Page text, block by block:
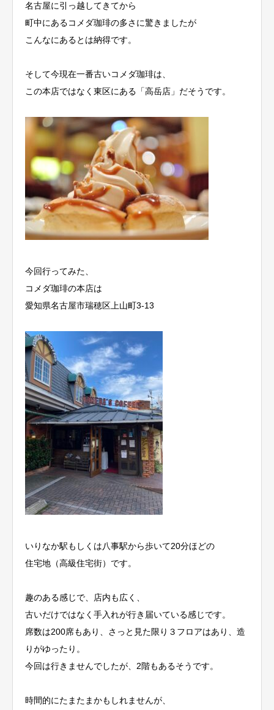
名古屋に引っ越してきてから
町中にあるコメダ珈琲の多さに驚きましたが
こんなにあるとは納得です。
そして今現在一番古いコメダ珈琲は、
この本店ではなく東区にある「高岳店」だそうです。
今回行ってみた、
コメダ珈琲の本店は
愛知県名古屋市瑞穂区上山町3-13
いりなか駅もしくは八事駅から歩いて20分ほどの
住宅地（高級住宅街）です。
趣のある感じで、店内も広く、
古いだけではなく手入れが行き届いている感じです。
席数は200席もあり、さっと見た限り３フロアはあり、造
りがゆったり。
今回は行きませんでしたが、2階もあるそうです。
時間的にたまたまかもしれませんが、